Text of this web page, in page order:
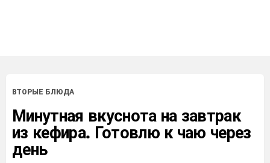
ВТОРЫЕ БЛЮДА
Минутная вкуснота на завтрак
из кефира. Готовлю к чаю через
день